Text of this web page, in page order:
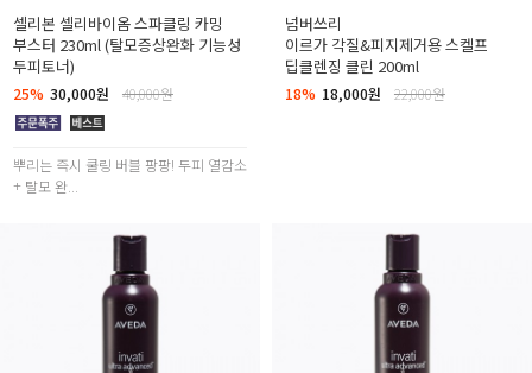
셀리본 셀리바이옴 스파클링 카밍
부스터 230ml (탈모증상완화 기능성
두피토너)
25% 30,000원 40,000원
뿌리는 즉시 쿨링 버블 팡팡! 두피 열감소
+ 탈모 완...
넘버쓰리
이르가 각질&피지제거용 스켈프
딥클렌징 클린 200ml
18% 18,000원 22,000원